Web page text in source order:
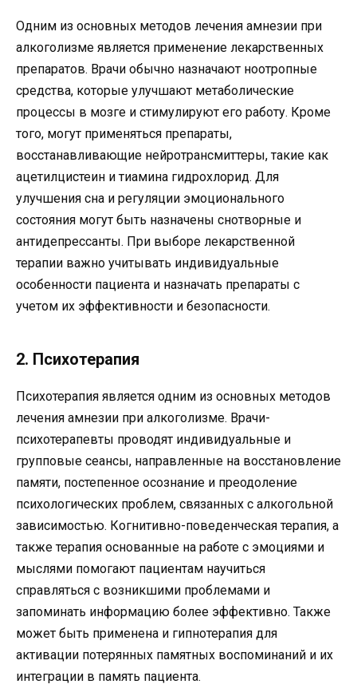
Одним из основных методов лечения амнезии при
алкоголизме является применение лекарственных
препаратов. Врачи обычно назначают ноотропные
средства, которые улучшают метаболические
процессы в мозге и стимулируют его работу. Кроме
того, могут применяться препараты,
восстанавливающие нейротрансмиттеры, такие как
ацетилцистеин и тиамина гидрохлорид. Для
улучшения сна и регуляции эмоционального
состояния могут быть назначены снотворные и
антидепрессанты. При выборе лекарственной
терапии важно учитывать индивидуальные
особенности пациента и назначать препараты с
учетом их эффективности и безопасности.
2. Психотерапия
Психотерапия является одним из основных методов
лечения амнезии при алкоголизме. Врачи-
психотерапевты проводят индивидуальные и
групповые сеансы, направленные на восстановление
памяти, постепенное осознание и преодоление
психологических проблем, связанных с алкогольной
зависимостью. Когнитивно-поведенческая терапия, а
также терапия основанные на работе с эмоциями и
мыслями помогают пациентам научиться
справляться с возникшими проблемами и
запоминать информацию более эффективно. Также
может быть применена и гипнотерапия для
активации потерянных памятных воспоминаний и их
интеграции в память пациента.